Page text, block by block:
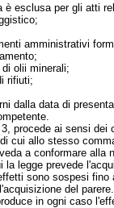
è esclusa per gli atti
amministrativi
olii minerali;
rifiuti;
dalla data di
procede ai sensi
cui allo stesso
a conformare
legge prevede
sono sospesi
del
in ogni caso